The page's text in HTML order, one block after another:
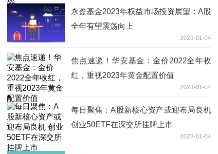
永盈基金2023年权益市场投资展望：A股
全年有望震荡向上
2023-01-04
焦点速递！华安基金：金价2022全年收
红，重视2023年黄金配置价值
2023-01-04
每日聚焦：A股新核心资产或迎布局良机
创业50ETF在深交所挂牌上市
2023-01-04